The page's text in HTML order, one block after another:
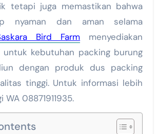
tetapi juga memastikan bahwa
nyaman dan aman selama
Bird Farm menyediakan
kebutuhan packing burung
dengan produk dus packing
tinggi. Untuk informasi lebih
08871911935.